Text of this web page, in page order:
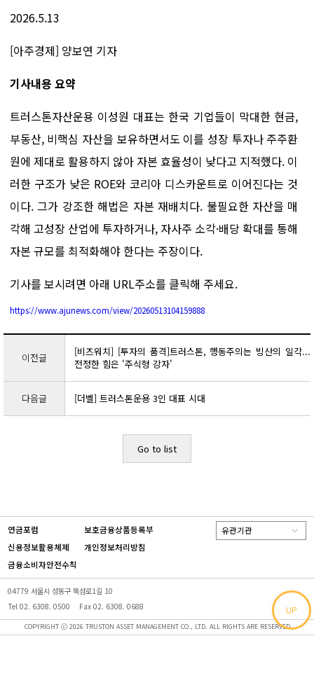
2026.5.13
[아주경제] 양보연 기자
기사내용 요약
트러스톤자산운용 이성원 대표는 한국 기업들이 막대한 현금,
부동산, 비핵심 자산을 보유하면서도 이를 성장 투자나 주주환
원에 제대로 활용하지 않아 자본 효율성이 낮다고 지적했다. 이
러한 구조가 낮은 ROE와 코리아 디스카운트로 이어진다는 것
이다. 그가 강조한 해법은 자본 재배치다. 불필요한 자산을 매
각해 고성장 산업에 투자하거나, 자사주 소각·배당 확대를 통해
자본 규모를 최적화해야 한다는 주장이다.
기사를 보시려면 아래 URL주소를 클릭해 주세요.
https://www.ajunews.com/view/20260513104159888
이전글
[비즈워치] [투자의 품격]트러스톤, 행동주의는 빙산의 일각...
전정한 힘은 '주식형 강자'
다음글 [더벨] 트러스톤운용 3인 대표 시대
Go to list
UP
연금포럼
보호금융상품등록부
신용정보활용체제
개인정보처리방침
금융소비자안전수칙
유관기관
04779 서울시 성동구 뚝섬로1길 10
Tel 02. 6308. 0500
Fax 02. 6308. 0688
COPYRIGHT ⓒ 2026 TRUSTON ASSET MANAGEMENT CO., LTD. ALL RIGHTS ARE RESERVED